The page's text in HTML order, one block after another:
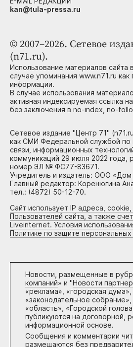
© 2007–2026. Сетевое
(n71.ru).
Использование материалов сайта
случае упоминания www.n71.ru как
информации.
В случае использования
активная индексируемая ссылка
без заключения в no-index, no-
Сетевое издание "Центр 71"
как СМИ Федеральной службой по
связи, информационных
коммуникаций 29 июля 2022 года,
номер ЭЛ № ФС77-83671.
Учредитель и издатель: ООО
Главный редактор: Коренюгина
тел.: (4872) 50-12-70.
Сайт использует IP адреса,
Пользователей сайта, а также
Liveinternet. Условия
Политике по защите
Новости, размещенные в
компаний» и "Новости
«реклама», «городская дума»,
«законодательное собрание»,
«область», «Городской
публикуются на договорной,
информационной основе.
Сообщения и комментарии
размещаются без
kan@tula-pressa.ru